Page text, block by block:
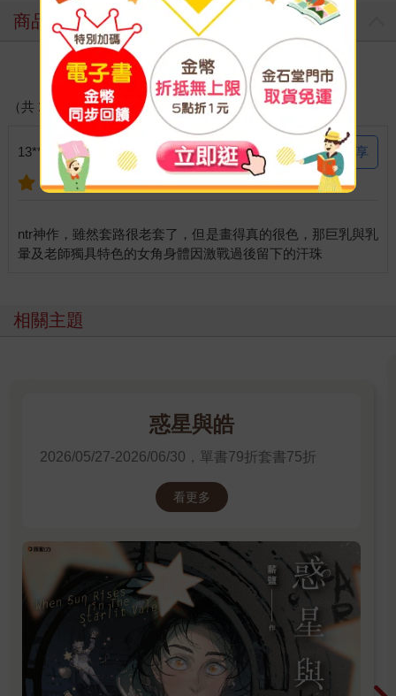
商品評價
寫評價
（共 1 則好評）
13********713 說： 2024-10-30 分享
ntr神作，雖然套路很老套了，但是畫得真的很色，那巨乳與乳
相關主題
惑星與皓
2026/05/27-2026/06/30，單書79折套書75折
看更多